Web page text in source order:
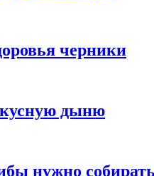
черники
дыню
нужно